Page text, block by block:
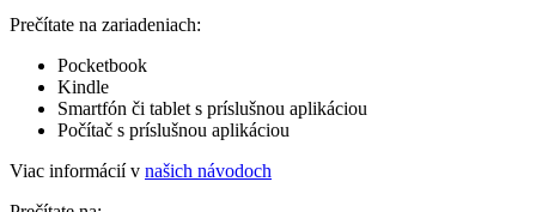
Prečítate na zariadeniach:
Pocketbook
Kindle
Smartfón či tablet s príslušnou aplikáciou
Počítač s príslušnou aplikáciou
Viac informácií v našich návodoch